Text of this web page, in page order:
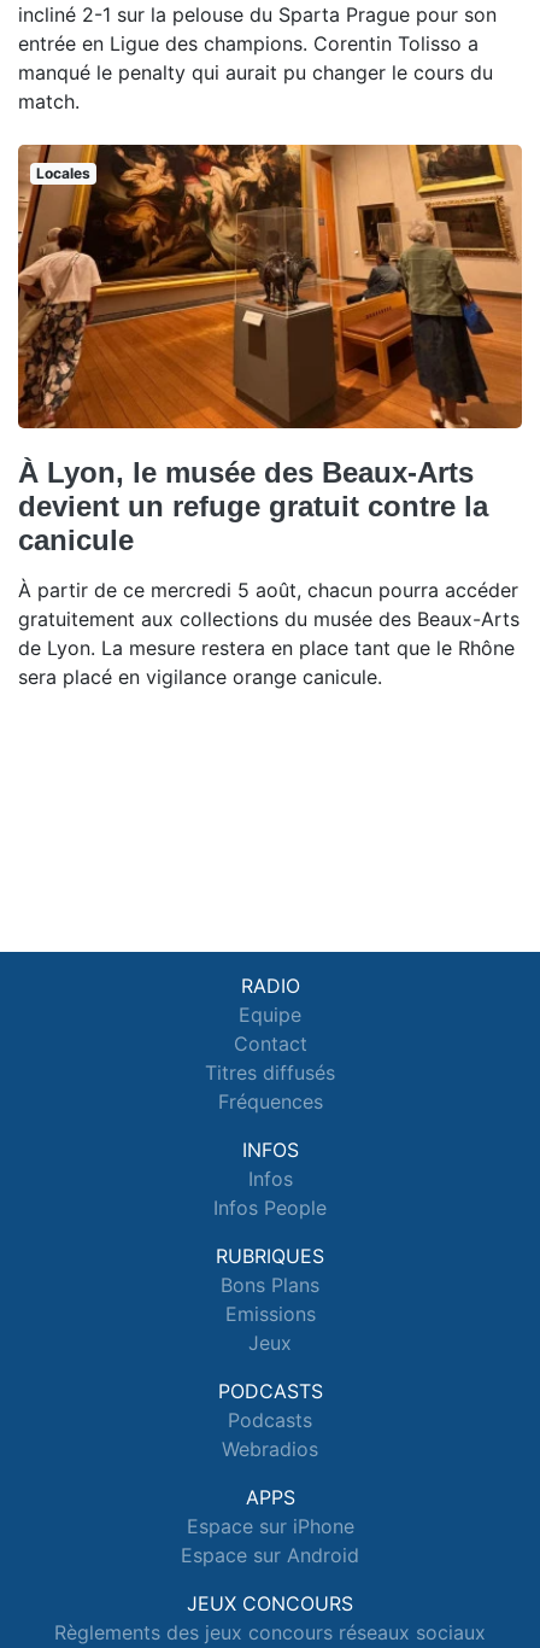
incliné 2-1 sur la pelouse du Sparta Prague pour son
entrée en Ligue des champions. Corentin Tolisso a
manqué le penalty qui aurait pu changer le cours du
match.
Locales
À Lyon, le musée des Beaux-Arts
devient un refuge gratuit contre la
canicule
À partir de ce mercredi 5 août, chacun pourra accéder
gratuitement aux collections du musée des Beaux-Arts
de Lyon. La mesure restera en place tant que le Rhône
sera placé en vigilance orange canicule.
RADIO
Equipe
Contact
Titres diffusés
Fréquences
INFOS
Infos
Infos People
RUBRIQUES
Bons Plans
Emissions
Jeux
PODCASTS
Podcasts
Webradios
APPS
Espace sur iPhone
Espace sur Android
JEUX CONCOURS
Règlements des jeux concours réseaux sociaux